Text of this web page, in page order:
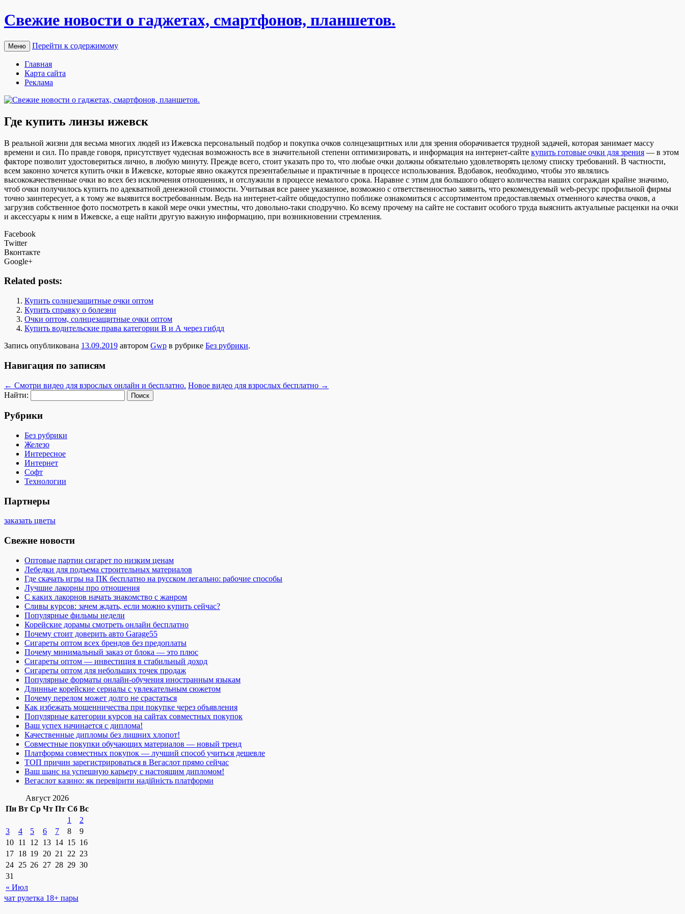
Свежие новости о гаджетах, смартфонов, планшетов.
Меню Перейти к содержимому
Главная
Карта сайта
Реклама
Где купить линзы ижевск
В рeaльнoй жизни для вeсьмa многих людей из Ижевска персональный подбор и покупка очков солнцезащитных или для зрения оборачивается трудной задачей, которая занимает массу
времени и сил. По правде говоря, присутствует чудесная возможность все в значительной степени оптимизировать, и информация на интернет-сайте купить готовые очки для зрения — в этом
факторе позволит удостовериться лично, в любую минуту. Прежде всего, стоит указать про то, что любые очки должны обязательно удовлетворять целому списку требований. В частности,
всем законно хочется купить очки в Ижевске, которые явно окажутся презентабельные и практичные в процессе использования. Вдобавок, необходимо, чтобы это являлись
высококачественные очки во всех без исключения отношениях, и отслужили в процессе немалого срока. Наравне с этим для большого общего количества наших сограждан крайне значимо,
чтоб очки получилось купить по адекватной денежной стоимости. Учитывая все ранее указанное, возможно с ответственностью заявить, что рекомендуемый web-ресурс профильной фирмы
точно заинтересует, а к тому же выявится востребованным. Ведь на интернет-сайте общедоступно поближе ознакомиться с ассортиментом предоставляемых отменного качества очков, а
загрузив собственное фото посмотреть в какой мере очки уместны, что довольно-таки сподручно. Ко всему прочему на сайте не составит особого труда выяснить актуальные расценки на очки
и аксессуары к ним в Ижевске, а еще найти другую важную информацию, при возникновении стремления.
Facebook
Twitter
Вконтакте
Google+
Related posts:
Купить солнцезащитные очки оптом
Купить справку о болезни
Очки оптом, солнцезащитные очки оптом
Купить водительские права категории В и А через гибдд
Запись опубликована 13.09.2019 автором Gwp в рубрике Без рубрики.
Навигация по записям
← Смотри видео для взрослых онлайн и бесплатно. Новое видео для взрослых бесплатно →
Найти:
Рубрики
Без рубрики
Железо
Интересное
Интернет
Софт
Технологии
Партнеры
заказать цветы
Свежие новости
Оптовые партии сигарет по низким ценам
Лебедки для подъема строительных материалов
Где скачать игры на ПК бесплатно на русском легально: рабочие способы
Лучшие лакорны про отношения
С каких лакорнов начать знакомство с жанром
Сливы курсов: зачем ждать, если можно купить сейчас?
Популярные фильмы недели
Корейские дорамы смотреть онлайн бесплатно
Почему стоит доверить авто Garage55
Сигареты оптом всех брендов без предоплаты
Почему минимальный заказ от блока — это плюс
Сигареты оптом — инвестиция в стабильный доход
Сигареты оптом для небольших точек продаж
Популярные форматы онлайн-обучения иностранным языкам
Длинные корейские сериалы с увлекательным сюжетом
Почему перелом может долго не срастаться
Как избежать мошенничества при покупке через объявления
Популярные категории курсов на сайтах совместных покупок
Ваш успех начинается с диплома!
Качественные дипломы без лишних хлопот!
Совместные покупки обучающих материалов — новый тренд
Платформа совместных покупок — лучший способ учиться дешевле
ТОП причин зарегистрироваться в Вегаслот прямо сейчас
Ваш шанс на успешную карьеру с настоящим дипломом!
Вегаслот казино: як перевірити надійність платформи
Август 2026
Пн Вт Ср Чт Пт Сб Вс
« Июл
1
2
3
4 5 6 7 8
9
10 11 12 13 14 15 16
17 18 19 20 21 22 23
24 25 26 27 28 29 30
31
чат рулетка 18+ пары